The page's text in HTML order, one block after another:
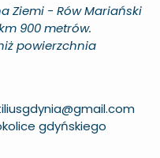
Ziemi - Rów Mariański
900 metrów.
powierzchnia
gdyńskiego